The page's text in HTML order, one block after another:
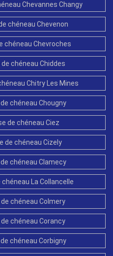
Chevannes Changy
chéneau Chevenon
chéneau Chevroches
chéneau Chiddes
Chitry Les Mines
chéneau Chougny
de chéneau Ciez
de chéneau Cizely
chéneau Clamecy
La Collancelle
chéneau Colmery
chéneau Corancy
chéneau Corbigny